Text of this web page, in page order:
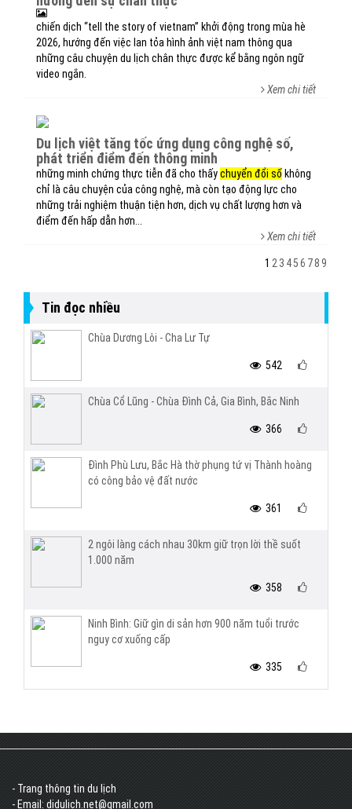
chiến dịch “tell the story of vietnam” khởi động trong mùa hè
2026, hướng đến việc lan tỏa hình ảnh việt nam thông qua
những câu chuyện du lịch chân thực được kể bằng ngôn ngữ
video ngắn.
Xem chi tiết
du lịch việt tăng tốc ứng dụng công nghệ số,
phát triển điểm đến thông minh
những minh chứng thực tiễn đã cho thấychuyển đổi số không
chỉ là câu chuyện của công nghệ, mà còn tạo động lực cho
những trải nghiệm thuận tiện hơn, dịch vụ chất lượng hơn và
điểm đến hấp dẫn hơn...
Xem chi tiết
1 2 3 456 789
Tin đọc nhiều
Chùa Dương Lôi - Cha Lư Tự
542
Chùa Cổ Lũng - Chùa Đình Cả, Gia Bình, Bắc Ninh
366
Đình Phù Lưu, Bắc Hà thờ phụng tứ vị Thành hoàng
có công bảo vệ đất nước
361
2 ngôi làng cách nhau 30km giữ trọn lời thề suốt
1.000 năm
358
Ninh Bình: Giữ gìn di sản hơn 900 năm tuổi trước
nguy cơ xuống cấp
335
- Trang thông tin du lịch
- Email: didulich.net@gmail.com